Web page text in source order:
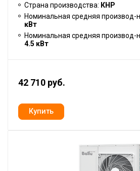
Страна производства: КНР
Номинальная средняя производ-
кВт
Номинальная средняя производ-
4.5 кВт
42 710 руб.